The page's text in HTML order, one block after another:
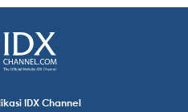
IDX Channel